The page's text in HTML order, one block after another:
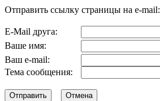
Отправить ссылку страницы на e-mail:
E-Mail друга:
Ваше имя:
Ваш e-mail:
Тема сообщения: